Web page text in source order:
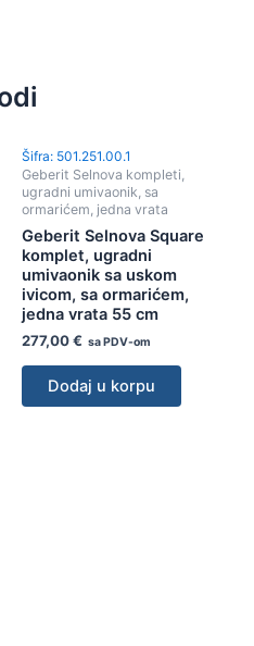
Šifra: 501.251.00.1
Geberit Selnova kompleti,
ugradni umivaonik, sa
ormarićem, jedna vrata
Geberit Selnova Square
komplet, ugradni
umivaonik sa uskom
ivicom, sa ormarićem,
jedna vrata 55 cm
277,00€ sa PDV-om
Dodaj u korpu